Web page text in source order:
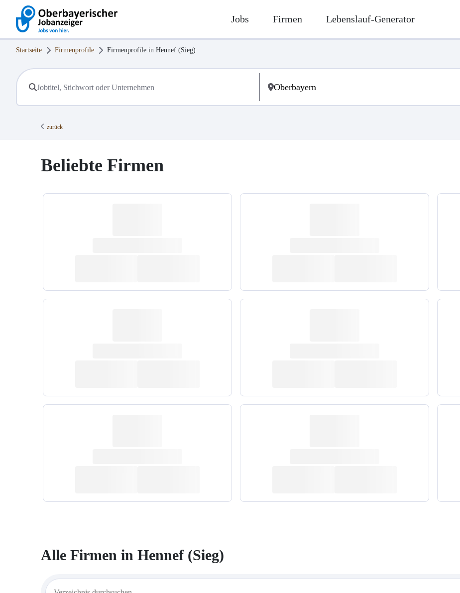
Jobs Firmen Lebenslauf-Generator
Startseite Firmenprofile Firmenprofile in Hennef (Sieg)
zurück
Beliebte Firmen
Alle Firmen in Hennef (Sieg)